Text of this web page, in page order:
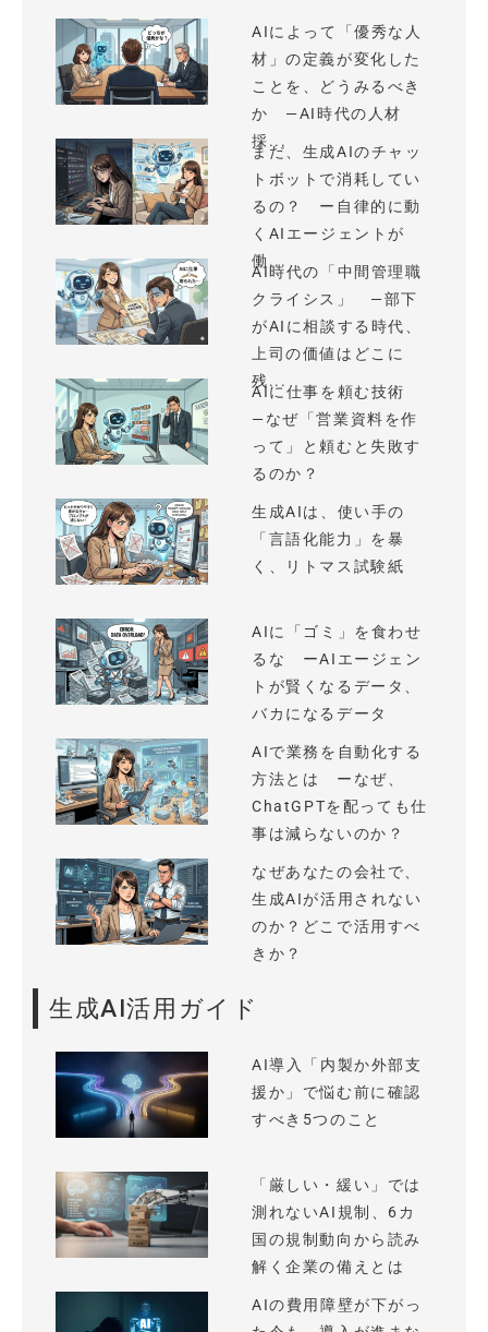
AIによって「優秀な人
材」の定義が変化した
ことを、どうみるべき
か —AI時代の人材
採...
まだ、生成AIのチャッ
トボットで消耗してい
るの？ ー自律的に動
くAIエージェントが
働...
AI時代の「中間管理職
クライシス」 —部下
がAIに相談する時代、
上司の価値はどこに
残...
AIに仕事を頼む技術
—なぜ「営業資料を作
って」と頼むと失敗す
るのか？
生成AIは、使い手の
「言語化能力」を暴
く、リトマス試験紙
AIに「ゴミ」を食わせ
るな ーAIエージェン
トが賢くなるデータ、
バカになるデータ
AIで業務を自動化する
方法とは ーなぜ、
ChatGPTを配っても仕
事は減らないのか？
なぜあなたの会社で、
生成AIが活用されない
のか？どこで活用すべ
きか？
生成AI活用ガイド
AI導入「内製か外部支
援か」で悩む前に確認
すべき5つのこと
「厳しい・緩い」では
測れないAI規制、6カ
国の規制動向から読み
解く企業の備えとは
AIの費用障壁が下がっ